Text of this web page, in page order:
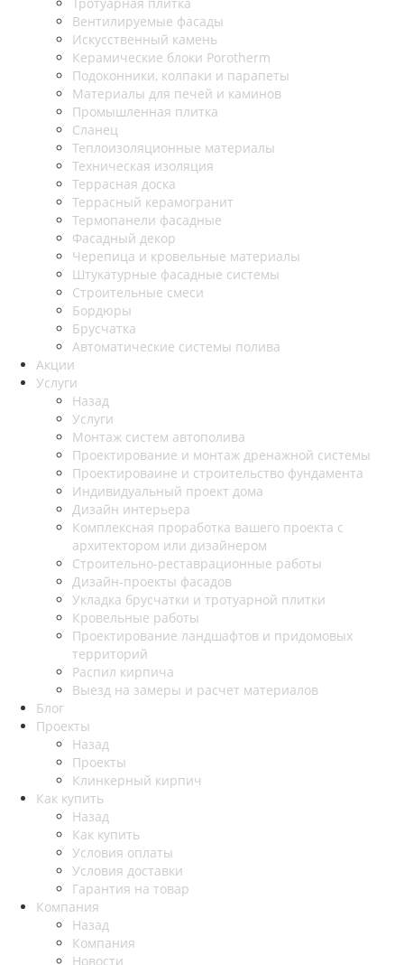
Вентилируемые фасады
Искусственный камень
Керамические блоки Porotherm
Подоконники, колпаки и парапеты
Материалы для печей и каминов
Промышленная плитка
Сланец
Теплоизоляционные материалы
Техническая изоляция
Террасная доска
Террасный керамогранит
Термопанели фасадные
Фасадный декор
Черепица и кровельные материалы
Штукатурные фасадные системы
Строительные смеси
Бордюры
Брусчатка
Автоматические системы полива
Акции
Услуги
Назад
Услуги
Монтаж систем автополива
Проектирование и монтаж дренажной системы
Проектироваине и строительство фундамента
Индивидуальный проект дома
Дизайн интерьера
Комплексная проработка вашего проекта с
архитектором или дизайнером
Строительно-реставрационные работы
Дизайн-проекты фасадов
Укладка брусчатки и тротуарной плитки
Кровельные работы
Проектирование ландшафтов и придомовых
территорий
Распил кирпича
Выезд на замеры и расчет материалов
Блог
Проекты
Назад
Проекты
Клинкерный кирпич
Как купить
Назад
Как купить
Условия оплаты
Условия доставки
Гарантия на товар
Компания
Назад
Компания
Новости